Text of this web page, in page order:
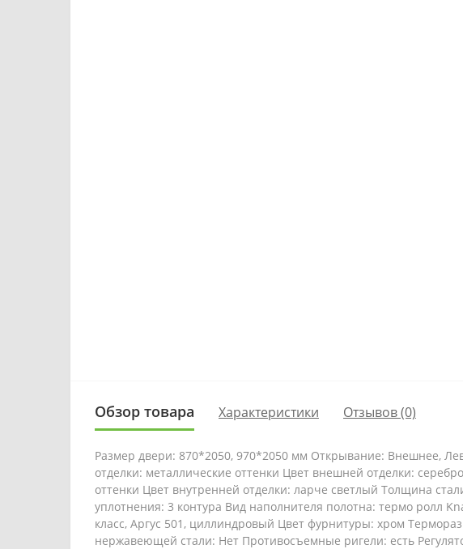
Обзор товара Характеристики Отзывов (0)
Размер двери: 870*2050, 970*2050 мм Открывание: Внешнее,
отделки: металлические оттенки Цвет внешней отделки:
оттенки Цвет внутренней отделки: ларче светлый Толщина
уплотнения: 3 контура Вид наполнителя полотна: термо ролл
класс, Аргус 501, циллиндровый Цвет фурнитуры: хром
нержавеющей стали: Нет Противосъемные ригели: есть